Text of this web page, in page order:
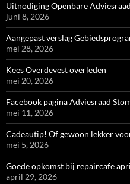
Uitnodiging Openbare
juni 8, 2026
Aangepast verslag
mei 28, 2026
Kees Overdevest overleden
mei 20, 2026
Facebook pagina Adviesraad
mei 11, 2026
Cadeautip! Of gewoon lekker
mei 5, 2026
Goede opkomst bij repaircafe
april 29, 2026